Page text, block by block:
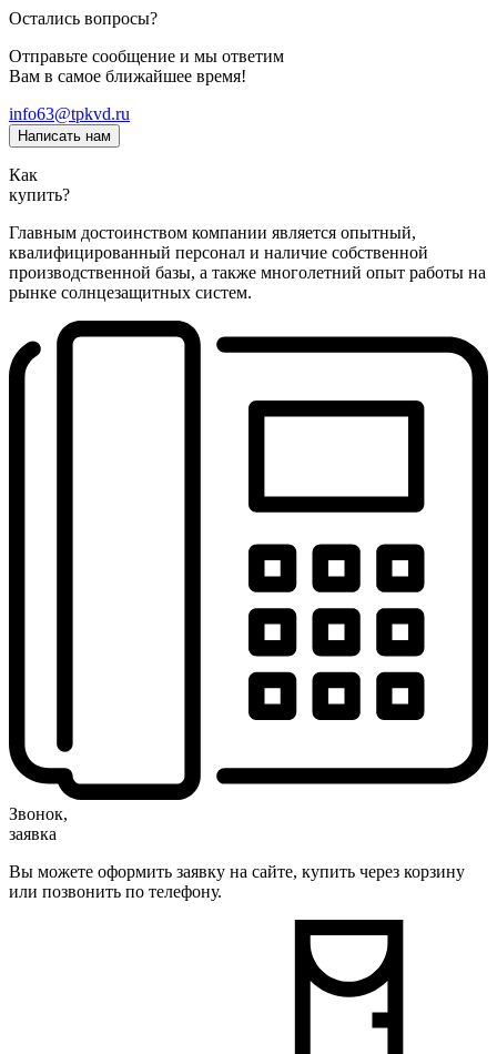
Остались вопросы?
Отправьте сообщение и мы ответим
Вам в самое ближайшее время!
info63@tpkvd.ru
Написать нам
Как
купить?
Главным достоинством компании является опытный,
квалифицированный персонал и наличие собственной
производственной базы, а также многолетний опыт работы на
рынке солнцезащитных систем.
Звонок,
заявка
Вы можете оформить заявку на сайте, купить через корзину
или позвонить по телефону.